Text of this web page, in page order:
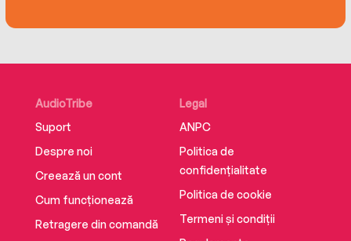
feel fine and fine to feel strange.
AudioTribe
Suport
Despre noi
Creează un cont
Cum funcționează
Retragere din comandă
Legal
ANPC
Politica de
confidențialitate
Politica de cookie
Termeni și condiții